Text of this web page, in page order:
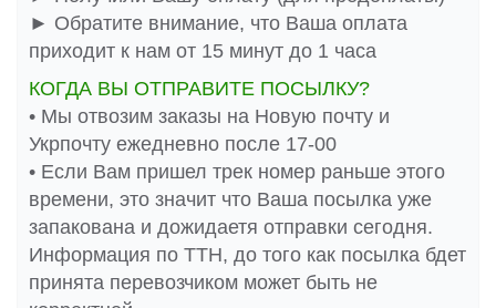
► Обратите внимание, что Ваша оплата
приходит к нам от 15 минут до 1 часа
КОГДА ВЫ ОТПРАВИТЕ ПОСЫЛКУ?
• Мы отвозим заказы на Новую почту и
Укрпочту ежедневно после 17-00
• Если Вам пришел трек номер раньше этого
времени, это значит что Ваша посылка уже
запакована и дожидаетя отправки сегодня.
Информация по ТТН, до того как посылка бдет
принята перевозчиком может быть не